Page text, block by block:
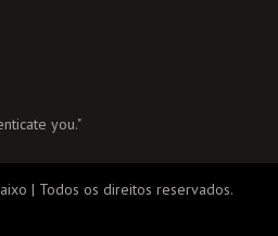
you."
| Todos os direitos reservados.